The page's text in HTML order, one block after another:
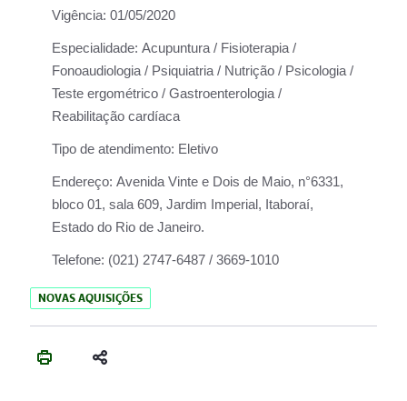
Vigência: 01/05/2020
Especialidade: Acupuntura / Fisioterapia /
Fonoaudiologia / Psiquiatria / Nutrição / Psicologia /
Teste ergométrico / Gastroenterologia /
Reabilitação cardíaca
Tipo de atendimento: Eletivo
Endereço: Avenida Vinte e Dois de Maio, n°6331,
bloco 01, sala 609, Jardim Imperial, Itaboraí,
Estado do Rio de Janeiro.
Telefone: (021) 2747-6487 / 3669-1010
NOVAS AQUISIÇÕES